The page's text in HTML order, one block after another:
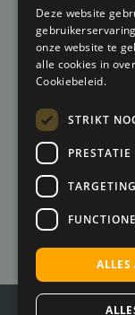
de laatste
Deze website
onze website te
alle cookies in
Cookiebeleid.
STRIKT
PRESTATIE
TARGETING
ALLES